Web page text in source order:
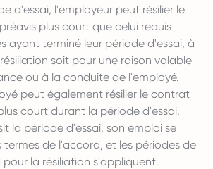
d'essai, l'employeur peut résilier le
plus court que celui requis
ayant terminé leur période d'essai, à
soit pour une raison valable
ou à la conduite de l'employé.
peut également résilier le contrat
court durant la période d'essai.
la période d'essai, son emploi se
termes de l'accord, et les périodes de
la résiliation s'appliquent.